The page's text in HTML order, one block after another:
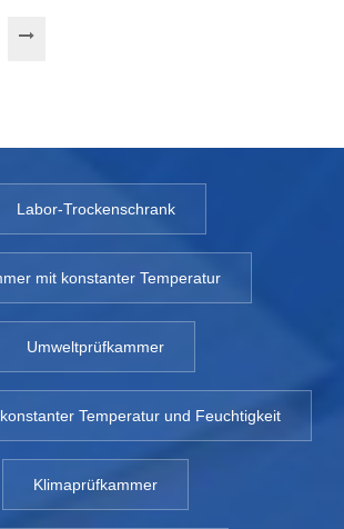
Labor-Trockenschrank
mit konstanter Temperatur
Umweltprüfkammer
Temperatur und Feuchtigkeit
Klimaprüfkammer